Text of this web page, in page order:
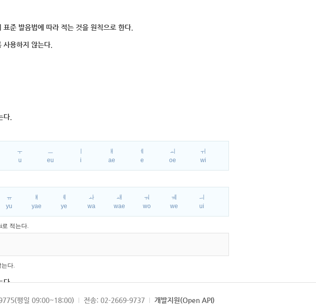
준 발음법에 따라 적는 것을 원칙으로 한다.
사용하지 않는다.
다.
ㅜ
u
ㅡ
eu
i
ㅐ
ae
ㅔ
e
ㅚ
oe
ㅟ
wi
ㅠ
yu
ㅒ
yae
ㅖ
ye
ㅘ
wa
ㅙ
wae
ㅝ
wo
ㅞ
we
ㅢ
ui
로 적는다.
다.
다.
평일 09:00~18:00) 전송: 02-2669-9737 개발지원(Open API)